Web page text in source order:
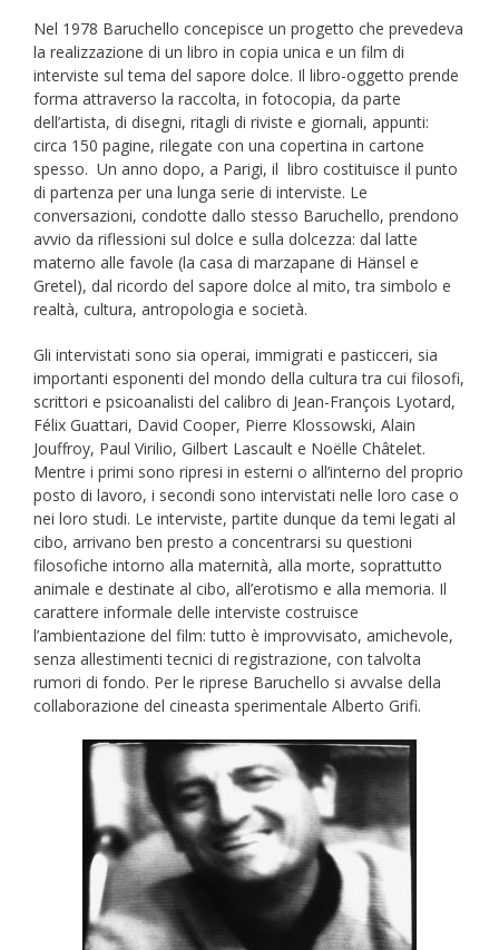
Nel 1978 Baruchello concepisce un progetto che prevedeva
la realizzazione di un libro in copia unica e un film di
interviste sul tema del sapore dolce. Il libro-oggetto prende
forma attraverso la raccolta, in fotocopia, da parte
dell’artista, di disegni, ritagli di riviste e giornali, appunti:
circa 150 pagine, rilegate con una copertina in cartone
spesso. Un anno dopo, a Parigi, il libro costituisce il punto
di partenza per una lunga serie di interviste. Le
conversazioni, condotte dallo stesso Baruchello, prendono
avvio da riflessioni sul dolce e sulla dolcezza: dal latte
materno alle favole (la casa di marzapane di Hänsel e
Gretel), dal ricordo del sapore dolce al mito, tra simbolo e
realtà, cultura, antropologia e società.
Gli intervistati sono sia operai, immigrati e pasticceri, sia
importanti esponenti del mondo della cultura tra cui filosofi,
scrittori e psicoanalisti del calibro di Jean-François Lyotard,
Félix Guattari, David Cooper, Pierre Klossowski, Alain
Jouffroy, Paul Virilio, Gilbert Lascault e Noëlle Châtelet.
Mentre i primi sono ripresi in esterni o all’interno del proprio
posto di lavoro, i secondi sono intervistati nelle loro case o
nei loro studi. Le interviste, partite dunque da temi legati al
cibo, arrivano ben presto a concentrarsi su questioni
filosofiche intorno alla maternità, alla morte, soprattutto
animale e destinate al cibo, all’erotismo e alla memoria. Il
carattere informale delle interviste costruisce
l’ambientazione del film: tutto è improvvisato, amichevole,
senza allestimenti tecnici di registrazione, con talvolta
rumori di fondo. Per le riprese Baruchello si avvalse della
collaborazione del cineasta sperimentale Alberto Grifi.